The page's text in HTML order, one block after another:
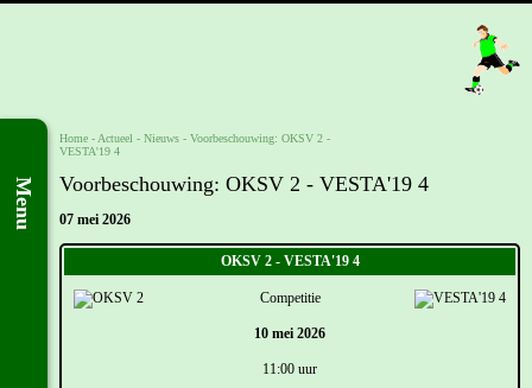
Menu
Home - Actueel - Nieuws - Voorbeschouwing: OKSV 2 -
VESTA'19 4
Voorbeschouwing: OKSV 2 - VESTA'19 4
07 mei 2026
OKSV 2 - VESTA'19 4
Competitie
10 mei 2026
11:00 uur